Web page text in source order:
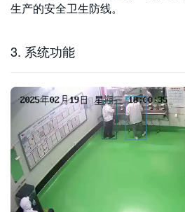
生产的安全卫生防线。
3. 系统功能